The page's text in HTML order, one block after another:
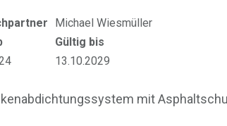
Michael Wiesmüller
Gültig bis
13.10.2029
mit